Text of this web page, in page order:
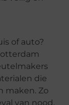
of auto?
die
maken. Zo
van nood.